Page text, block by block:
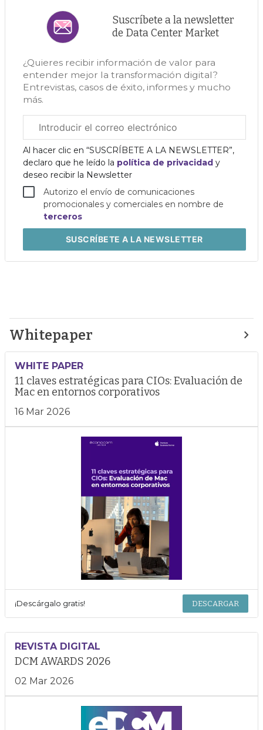
Suscríbete a la newsletter
de Data Center Market
¿Quieres recibir información de valor para
entender mejor la transformación digital?
Entrevistas, casos de éxito, informes y mucho
más.
electrónico
corporativo
Al hacer clic en “SUSCRÍBETE A LA NEWSLETTER”,
declaro que he leído la política de privacidad y
deseo recibir la Newsletter
Autorizo el envío de comunicaciones
promocionales y comerciales en nombre de
terceros
SUSCRÍBETEA LA NEWSLETTER
Whitepaper
WHITE PAPER
11 claves estratégicas para CIOs: Evaluación de
Mac en entornos corporativos
16 Mar 2026
¡Descárgalo gratis! DESCARGAR
REVISTA DIGITAL
DCM AWARDS 2026
02 Mar 2026